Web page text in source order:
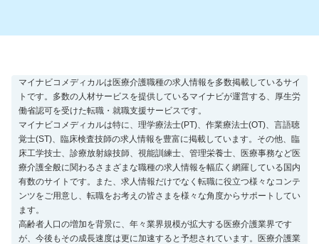
マイナビコメディカルは医療介護職種の求人情報を多数掲載しているサイ
トです。多数の人材サービスを提供しているマイナビが運営する、厚生労
働省認可を受けた転職・就職支援サービスです。
マイナビコメディカルは特に、理学療法士(PT)、作業療法士(OT)、言語聴
覚士(ST)、臨床検査技師の求人情報を豊富に掲載しています。その他、臨
床工学技士、診療放射線技師、視能訓練士、管理栄養士、医療事務など医
療介護全般に関わるさまざまな職種の求人情報を幅広く網羅している国内
有数のサイトです。また、求人情報だけでなく転職に役立つ様々なコンテ
ンツをご用意し、転職をお考えの皆さまを様々な角度からサポートしてい
ます。
高齢者人口の増加を背景に、年々業界規模が拡大する医療介護業界です
が、今後もその成長速度は更に加速すると予想されています。医療介護業